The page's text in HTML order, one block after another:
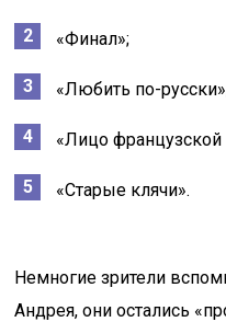
«Финал»;
«Любить по-
«Лицо французской
«Старые клячи».
Немногие зрители
Андрея, они остались